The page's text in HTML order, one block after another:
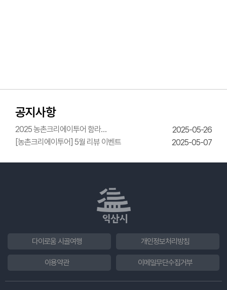
공지사항
2025 농촌크리에이투어 함라
한옥체험관 웨딩의상체험
2025-05-26
[농촌크리에이투어] 5월 리뷰 이벤트
2025-05-07
다이로움 시골여행 개인정보처리방침
이용약관 이메일무단수집거부